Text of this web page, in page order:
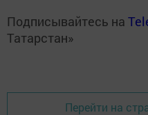
Подписывайтесь на
Татарстан»
Перейти на